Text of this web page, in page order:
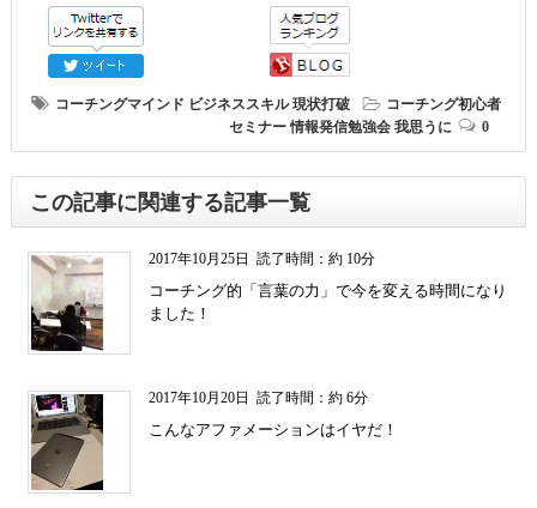
コーチングマインド ビジネススキル 現状打破
コーチング初心者
セミナー 情報発信勉強会 我思うに 0
この記事に関連する記事一覧
2017年10月25日 読了時間：約 10分
コーチング的「言葉の力」で今を変える時間になり
ました！
2017年10月20日 読了時間：約 6分
こんなアファメーションはイヤだ！